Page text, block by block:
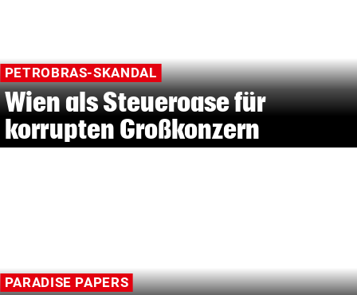
PETROBRAS-SKANDAL
Wien als Steueroase für
korrupten Großkonzern
PARADISE PAPERS